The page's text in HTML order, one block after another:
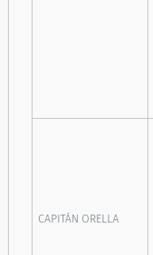
CAPITÁN ORELLA